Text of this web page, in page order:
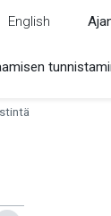
English